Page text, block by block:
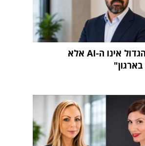
"האתגר הגדול אינו ה-AI אלא